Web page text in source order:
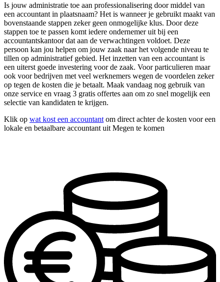
Is jouw administratie toe aan professionalisering door middel van
een accountant in plaatsnaam? Het is wanneer je gebruikt maakt van
bovenstaande stappen zeker geen onmogelijke klus. Door deze
stappen toe te passen komt iedere ondernemer uit bij een
accountantskantoor dat aan de verwachtingen voldoet. Deze
persoon kan jou helpen om jouw zaak naar het volgende niveau te
tillen op administratief gebied. Het inzetten van een accountant is
een uiterst goede investering voor de zaak. Voor particulieren maar
ook voor bedrijven met veel werknemers wegen de voordelen zeker
op tegen de kosten die je betaalt. Maak vandaag nog gebruik van
onze service en vraag 3 gratis offertes aan om zo snel mogelijk een
selectie van kandidaten te krijgen.
Klik op wat kost een accountant om direct achter de kosten voor een
lokale en betaalbare accountant uit Megen te komen